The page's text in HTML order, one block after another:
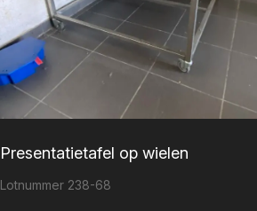
Presentatietafel op wielen
Lotnummer 238-68